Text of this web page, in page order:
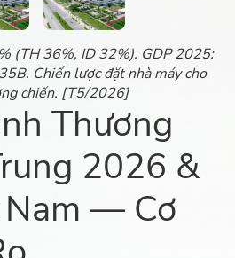
(TH 36%, ID 32%). GDP 2025:
Chiến lược đặt nhà máy cho
chiến. [T5/2026]
Thương
2026 &
Nam — Cơ